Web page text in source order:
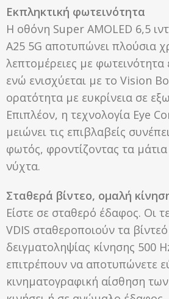
Εκπληκτική φωτεινότητα
Η οθόνη Super AMOLED 6,5
A25 5G αποτυπώνει πλούσια
λεπτομέρειες με
ενώ ενισχύεται με το Vision
ορατότητα με ευκρίνεια σε
Επιπλέον, η τεχνολογία Eye
μειώνει τις επιβλαβείς
φωτός, φροντίζοντας τα
νύχτα.
Σταθερά βίντεο, ομαλή
Είστε σε σταθερό έδαφος. Οι
VDIS σταθεροποιούν τα
δειγματοληψίας κίνησης 500
επιτρέπουν να αποτυπώνετε
κινηματογραφική αίσθηση